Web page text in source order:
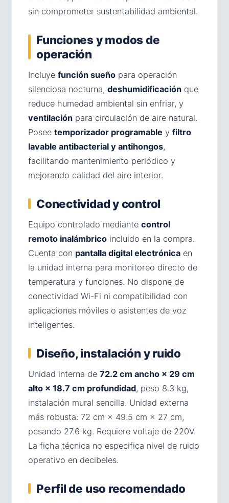
sin comprometer sustentabilidad ambiental.
Funciones y modos de
operación
Incluye función sueño para operación
silenciosa nocturna, deshumidificación que
reduce humedad ambiental sin enfriar, y
ventilación para circulación de aire natural.
Posee temporizador programable y filtro
lavable antibacterial y antihongos,
facilitando mantenimiento periódico y
mejorando calidad del aire interior.
Conectividad y control
Equipo controlado mediante control
remoto inalámbrico incluido en la compra.
Cuenta con pantalla digital electrónica en
la unidad interna para monitoreo directo de
temperatura y funciones. No dispone de
conectividad Wi-Fi ni compatibilidad con
aplicaciones móviles o asistentes de voz
inteligentes.
Diseño, instalación y ruido
Unidad interna de 72.2 cm ancho × 29 cm
alto × 18.7 cm profundidad, peso 8.3 kg,
instalación mural sencilla. Unidad externa
más robusta: 72 cm × 49.5 cm × 27 cm,
pesando 27.6 kg. Requiere voltaje de 220V.
La ficha técnica no especifica nivel de ruido
operativo en decibeles.
Perfil de uso recomendado